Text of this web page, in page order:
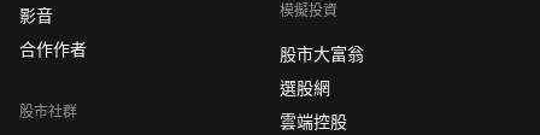
影音
合作作者
股市社群
模擬投資
股市大富翁
選股網
雲端控股